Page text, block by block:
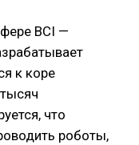
BCI —
к коре
что
роботы,